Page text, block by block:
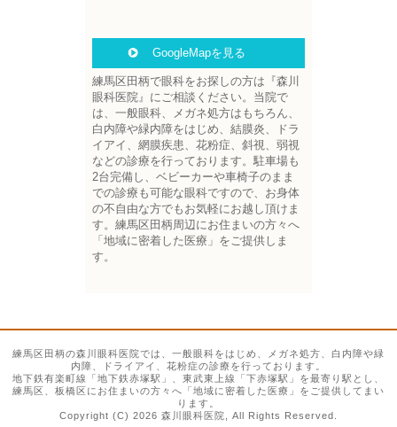
GoogleMapを見る
練馬区田柄で眼科をお探しの方は『森川
眼科医院』にご相談ください。当院で
は、一般眼科、メガネ処方はもちろん、
白内障や緑内障をはじめ、結膜炎、ドラ
イアイ、網膜疾患、花粉症、斜視、弱視
などの診療を行っております。駐車場も
2台完備し、ベビーカーや車椅子のまま
での診療も可能な眼科ですので、お身体
の不自由な方でもお気軽にお越し頂けま
す。練馬区田柄周辺にお住まいの方々へ
「地域に密着した医療」をご提供しま
す。
練馬区田柄の森川眼科医院では、一般眼科をはじめ、メガネ処方、白内障や緑
内障、ドライアイ、花粉症の診療を行っております。
地下鉄有楽町線「地下鉄赤塚駅」、東武東上線「下赤塚駅」を最寄り駅とし、
練馬区、板橋区にお住まいの方々へ「地域に密着した医療」をご提供してまい
ります。
Copyright (C) 2026 森川眼科医院, All Rights Reserved.